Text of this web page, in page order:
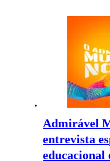
Admirável
entrevista
educacional